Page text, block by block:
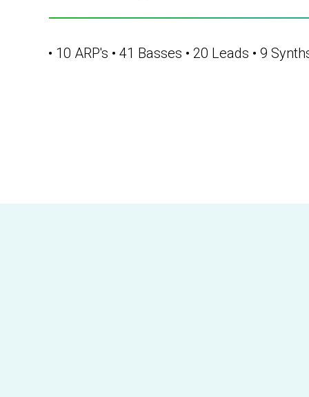
• 10 ARP's • 41 Basses • 20 Leads • 9